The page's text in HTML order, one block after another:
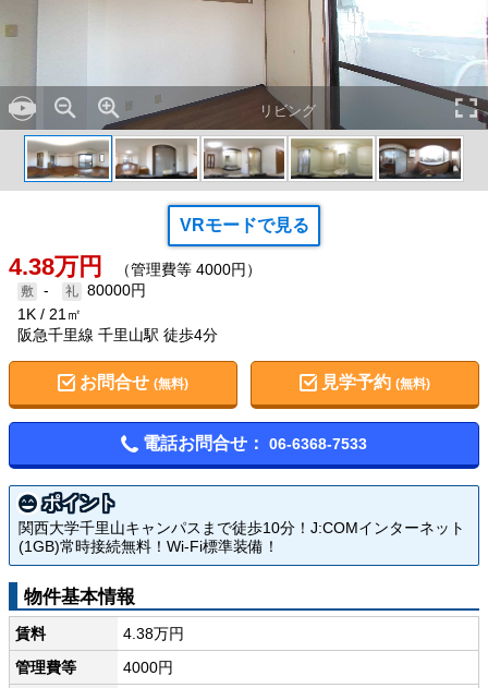
リビング
VRモードで見る
4.38万円 （管理費等 4000円）
-
80000円
1K
21㎡
阪急千里線 千里山駅 徒歩4分
お問合せ (無料) 見学予約(無料)
電話お問合せ： 06-6368-7533
ポイント
関西大学千里山キャンパスまで徒歩10分！J:COMインターネット
(1GB)常時接続無料！Wi-Fi標準装備！
物件基本情報
賃料
4.38万円
管理費等
4000円